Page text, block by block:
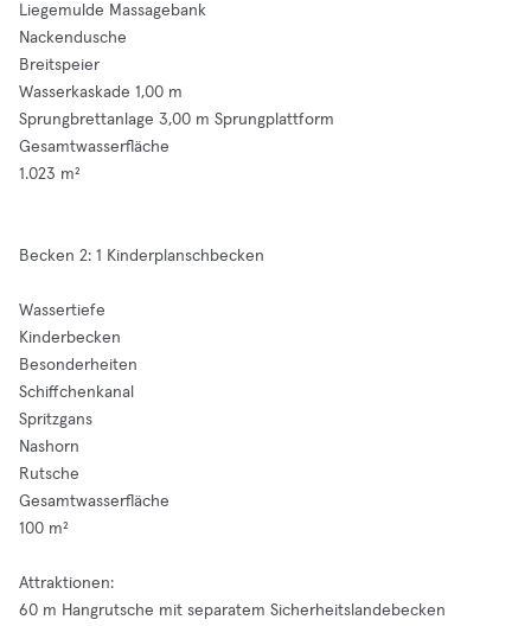
Liegemulde Massagebank
Nackendusche
Breitspeier
Wasserkaskade 1,00 m
Sprungbrettanlage 3,00 m Sprungplattform
Gesamtwasserfläche
1.023 m²
Becken 2: 1 Kinderplanschbecken
Wassertiefe
Kinderbecken
Besonderheiten
Schiffchenkanal
Spritzgans
Nashorn
Rutsche
Gesamtwasserfläche
100 m²
Attraktionen:
60 m Hangrutsche mit separatem Sicherheitslandebecken